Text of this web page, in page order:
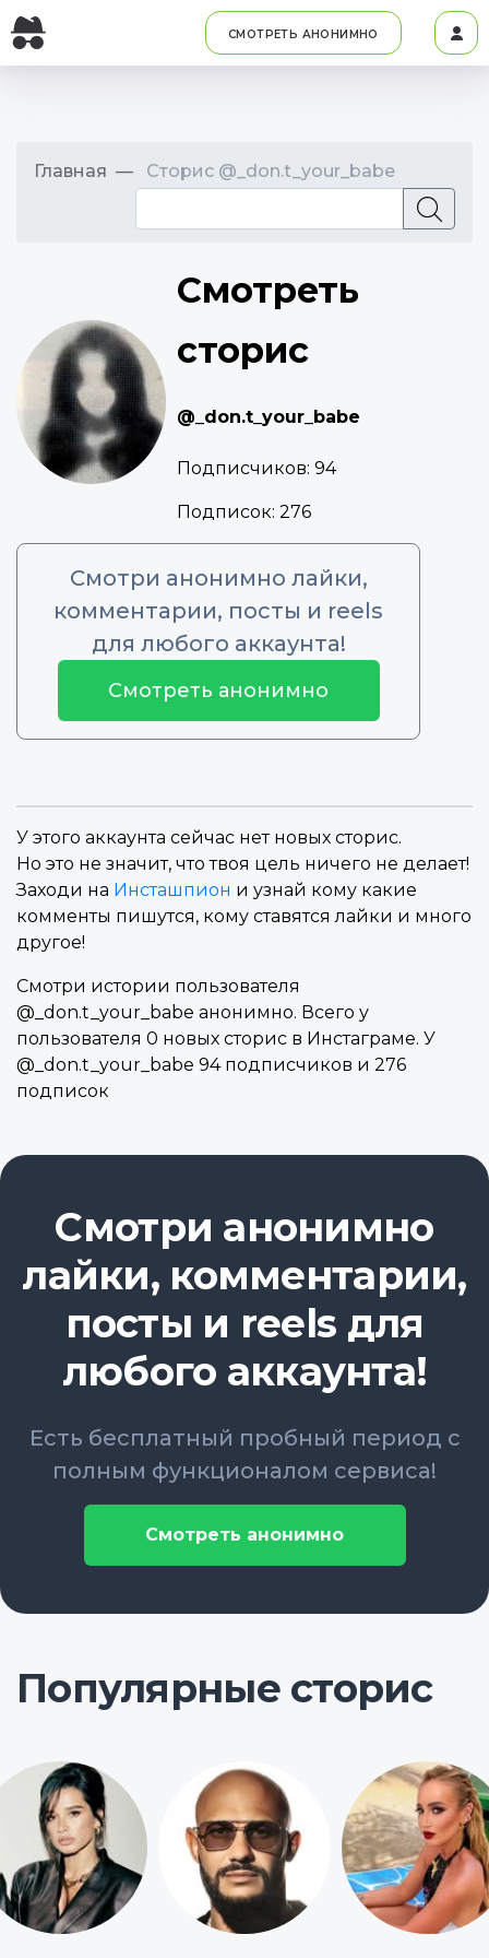
СМОТРЕТЬ АНОНИМНО
Главная Сторис @_don.t_your_babe
Смотреть
сторис
@_don.t_your_babe
Подписчиков: 94
Подписок: 276
Смотри анонимно лайки,
комментарии, посты и reels
для любого аккаунта!
Смотреть анонимно
У этого аккаунта сейчас нет новых сторис.
Но это не значит, что твоя цель ничего не делает!
Заходи на Инсташпион и узнай кому какие
комменты пишутся, кому ставятся лайки и много
другое!
Смотри истории пользователя
@_don.t_your_babe анонимно. Всего у
пользователя 0 новых сторис в Инстаграме. У
@_don.t_your_babe 94 подписчиков и 276
подписок
Смотри анонимно
лайки, комментарии,
посты и reels для
любого аккаунта!
Есть бесплатный пробный период с
полным функционалом сервиса!
Смотреть анонимно
Популярные сторис